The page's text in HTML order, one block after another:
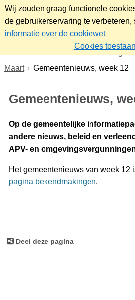
Wij zouden graag functionele
de gebruikerservaring te verbeteren,
informatie over de cookiewet
Cookies toestaan
Nieuws & bekendmakingen
Maart
Gemeentenieuws, week 12
Gemeentenieuws,
Op de gemeentelijke
andere nieuws, beleid en
APV- en
Het gemeentenieuws van week 12
pagina bekendmakingen.
Deel deze pagina